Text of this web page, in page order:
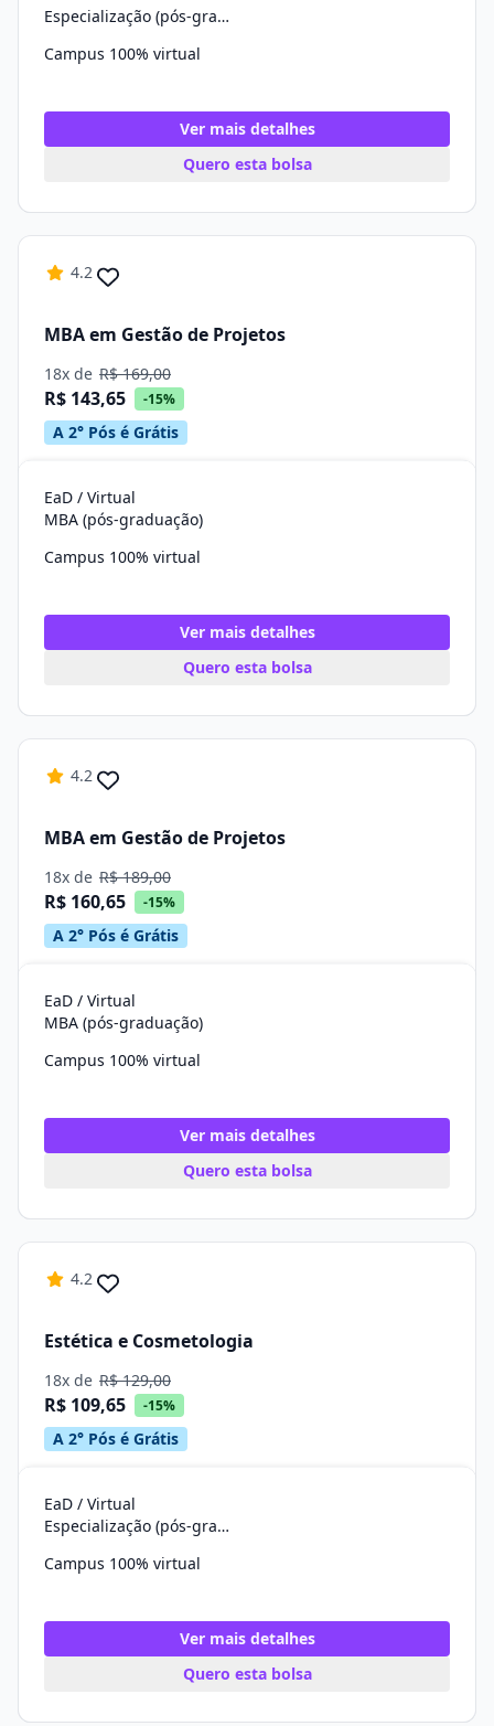
Especialização (pós-graduação)
Campus 100% virtual
Ver mais detalhes
Quero esta bolsa
4.2
MBA em Gestão de Projetos
18x de R$ 169,00
R$ 143,65 -15%
A 2° Pós é Grátis
EaD / Virtual
MBA (pós-graduação)
Campus 100% virtual
Ver mais detalhes
Quero esta bolsa
4.2
MBA em Gestão de Projetos
18x de R$ 189,00
R$ 160,65 -15%
A 2° Pós é Grátis
EaD / Virtual
MBA (pós-graduação)
Campus 100% virtual
Ver mais detalhes
Quero esta bolsa
4.2
Estética e Cosmetologia
18x de R$ 129,00
R$ 109,65 -15%
A 2° Pós é Grátis
EaD / Virtual
Especialização (pós-graduação)
Campus 100% virtual
Ver mais detalhes
Quero esta bolsa